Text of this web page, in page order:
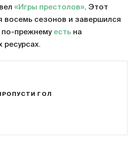
«Игры престолов». Этот
восемь сезонов и завершился
по-прежнему есть на
ресурсах.
ГОЛ